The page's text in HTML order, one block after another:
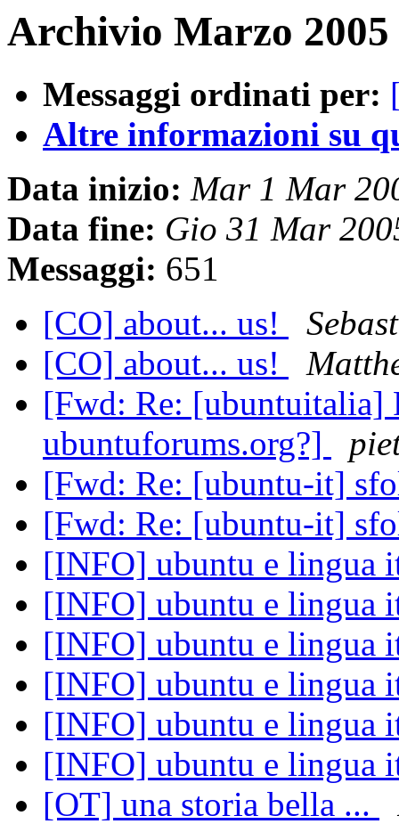
Archivio Marzo
Messaggi ordinati per:
Altre informazioni su
Data inizio: Mar 1 Mar
Data fine: Gio 31 Mar
Messaggi: 651
[CO] about... us!
[CO] about... us!
[Fwd: Re: [ubuntuitalia]
ubuntuforums.org?]
[Fwd: Re: [ubuntu-it]
[Fwd: Re: [ubuntu-it]
[INFO] ubuntu e lingua
[INFO] ubuntu e lingua
[INFO] ubuntu e lingua
[INFO] ubuntu e lingua
[INFO] ubuntu e lingua
[INFO] ubuntu e lingua
[OT] una storia bella ...